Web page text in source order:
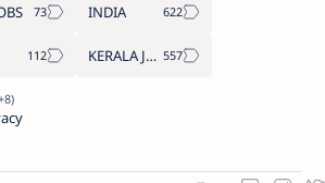
INDIA
KERALA JOBS